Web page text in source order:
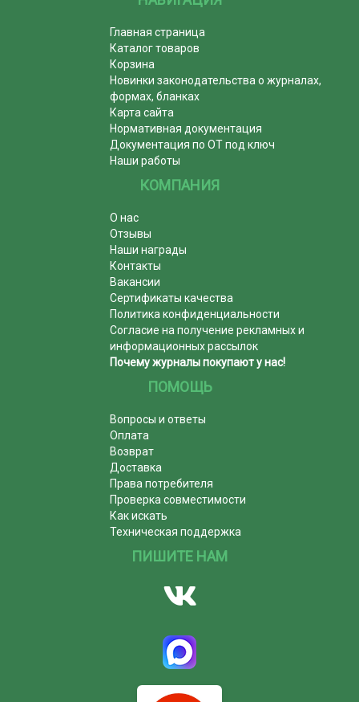
Главная страница
Каталог товаров
Корзина
Новинки законодательства о журналах,
формах, бланках
Карта сайта
Нормативная документация
Документация по ОТ под ключ
Наши работы
КОМПАНИЯ
О нас
Отзывы
Наши награды
Контакты
Вакансии
Сертификаты качества
Политика конфиденциальности
Согласие на получение рекламных и
информационных рассылок
Почему журналы покупают у нас!
ПОМОЩЬ
Вопросы и ответы
Оплата
Возврат
Доставка
Права потребителя
Проверка совместимости
Как искать
Техническая поддержка
ПИШИТЕ НАМ